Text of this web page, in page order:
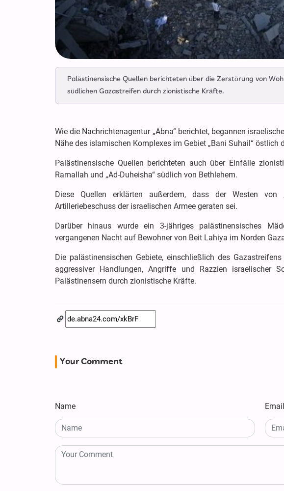
Palästinensische Quellen berichteten über die Zerstörung von
südlichen Gazastreifen durch zionistische Kräfte.
Wie die Nachrichtenagentur „Abna“ berichtet, begannen
Nähe des islamischen Komplexes im Gebiet „Bani Suhail“
Palästinensische Quellen berichteten auch über Einfälle
Ramallah und „Ad-Duheisha“ südlich von Bethlehem.
Diese Quellen erklärten außerdem, dass der Westen
Artilleriebeschuss der israelischen Armee geraten sei.
Darüber hinaus wurde ein 3-jähriges palästinensisches
vergangenen Nacht auf Bewohner von Beit Lahiya im Norden
Die palästinensischen Gebiete, einschließlich des
aggressiver Handlungen, Angriffe und Razzien israelischer
Palästinensern durch zionistische Kräfte.
Your Comment
Name Email